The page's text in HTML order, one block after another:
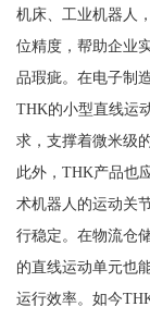
机床、工业机器人
位精度，帮助企业
品瑕疵。在电子制
THK的小型直线运
求，支撑着微米级
此外，THK产品也
术机器人的运动关
行稳定。在物流仓
的直线运动单元也
运行效率。如今